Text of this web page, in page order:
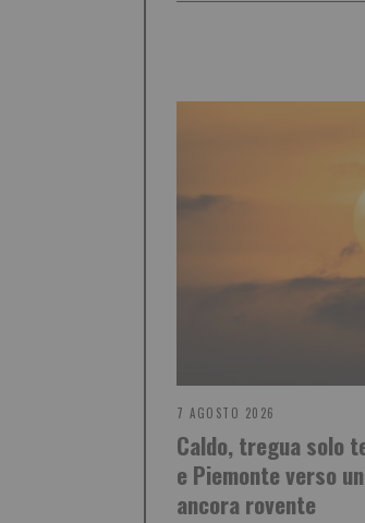
7 AGOSTO 2026
Caldo, tregua solo
e Piemonte verso
ancora rovente